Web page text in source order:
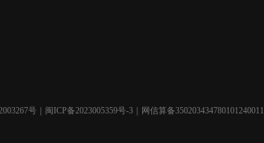
号 闽ICP备2023005359号-3 ｜网信算备